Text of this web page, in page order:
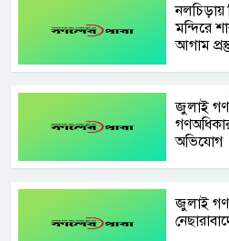
নলচিড়ায়
মন্দিরে
আগাম
জুলাই গণ-
অভিযোগ
জুলাই